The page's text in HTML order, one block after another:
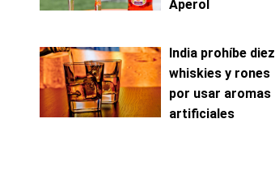
Aperol
India prohíbe diez
whiskies y rones
por usar aromas
artificiales